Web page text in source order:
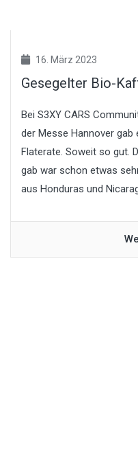
16. März 2023
Gesegelter Bio-
Bei S3XY CARS
der Messe Hannover
Flaterate. Soweit so gut.
gab war schon etwas
aus Honduras und